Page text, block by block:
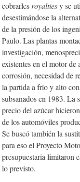
cobrarles royaltiesy se
desestimándose la
de la presión de los
Paulo. Las plantas
investigación,
existentes en el motor
corrosión, necesidad de
la partida a frío y alto
subsanados en 1983. La
precio del azúcar
de los automóviles
Se buscó también la
para eso el Proyecto
presupuestaria limitaron
lo previsto.